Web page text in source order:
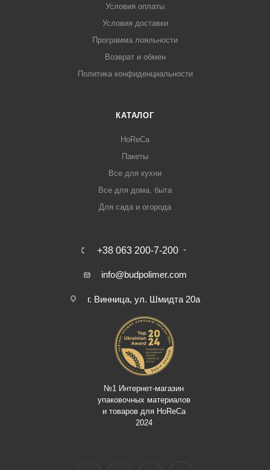
Условия оплаты
Условия доставки
Программа лояльности
Возврат и обмен
Политика конфиденциальности
КАТАЛОГ
HoReCa
Пакеты
Все для кухни
Все для дома, быта
Для сада и огорода
+38 063 200-7-200
info@budpolimer.com
г. Винница, ул. Шмидта 20а
№1 Интернет-магазин
упаковочных материалов
и товаров для HoReCa
2024